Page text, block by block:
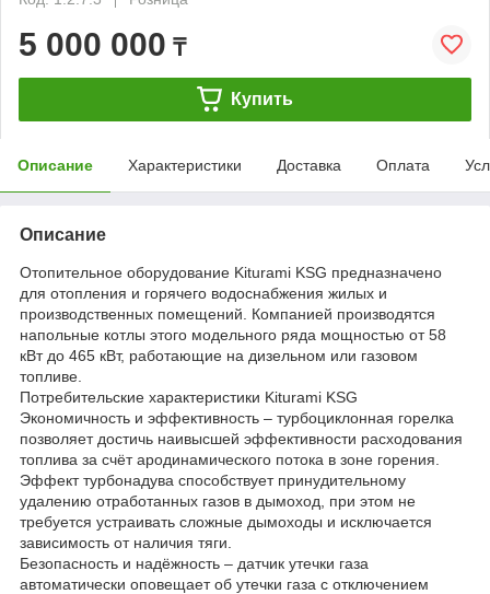
5 000 000 ₸
Купить
Описание Характеристики Доставка Оплата
Описание
Отопительное оборудование Kiturami KSG предназначено
для отопления и горячего водоснабжения жилых и
производственных помещений. Компанией производятся
напольные котлы этого модельного ряда мощностью от 58
кВт до 465 кВт, работающие на дизельном или газовом
топливе.
Потребительские характеристики Kiturami KSG
Экономичность и эффективность – турбоциклонная горелка
позволяет достичь наивысшей эффективности расходования
топлива за счёт ародинамического потока в зоне горения.
Эффект турбонадува способствует принудительному
удалению отработанных газов в дымоход, при этом не
требуется устраивать сложные дымоходы и исключается
зависимость от наличия тяги.
Безопасность и надёжность – датчик утечки газа
автоматически оповещает об утечки газа с отключением